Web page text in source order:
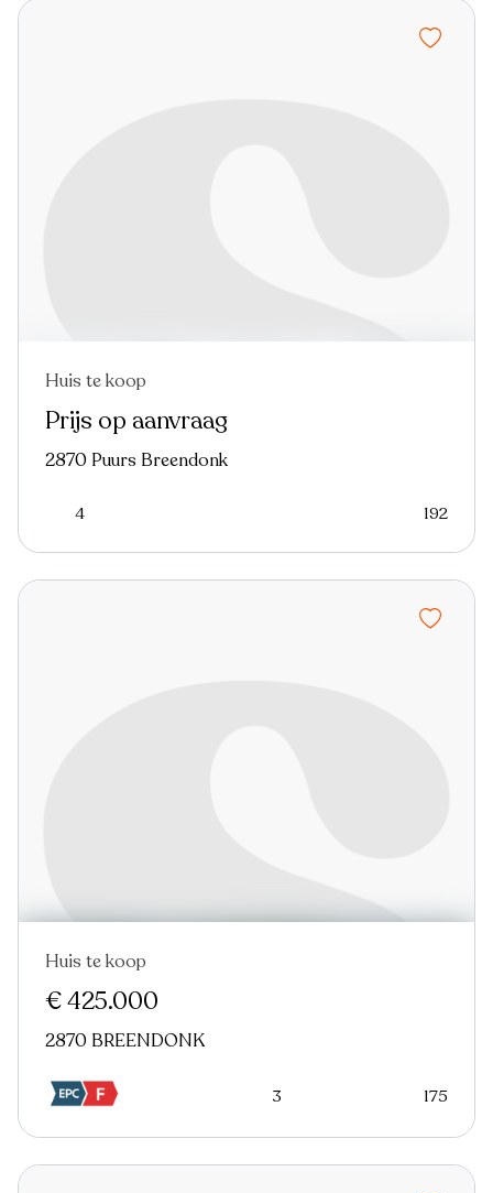
Nieuw
Huis te koop
Prijs op aanvraag
2870 Puurs Breendonk
4 192
Nieuw
Huis te koop
€ 425.000
2870 BREENDONK
3 175